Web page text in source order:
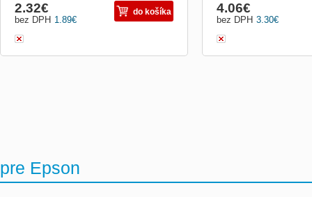
1.89€
bez DPH
2.32€ do košíka
3.30€
bez DPH
4.06€
pre Epson